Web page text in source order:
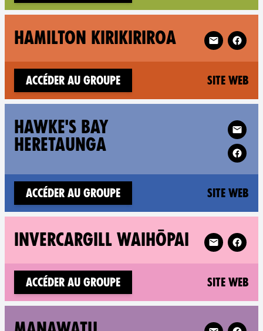
HAMILTON KIRIKIRIROA Follow XR
Accéder au groupe Site web
HAWKE'S BAY
HERETAUNGA
Follow XR
Accéder au groupe Site web
INVERCARGILL WAIHŌPAI Follow XR
Accéder au groupe Site web
Follow XR